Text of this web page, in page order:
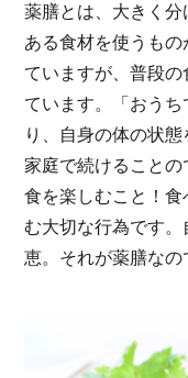
薬膳とは、大きく
ある食材を使うも
ていますが、普段
ています。「おう
り、自身の体の状
家庭で続けることの
食を楽しむこと！
む大切な行為です
恵。それが薬膳なの